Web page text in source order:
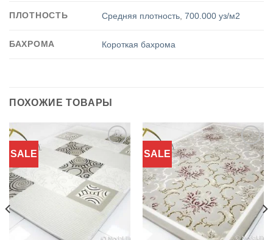
ПЛОТНОСТЬ Средняя плотность ,700.000 уз/м2
БАХРОМА Короткая бахрома
ПОХОЖИЕ ТОВАРЫ
SALE
Добавить
избранное
SALE
Добавить
в
избранное